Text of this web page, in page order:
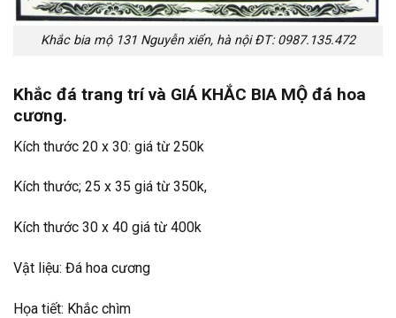
Khắc bia mộ 131 Nguyễn xiển, hà nội ĐT: 0987.135.472
Khắc đá trang trí và GIÁ KHẮC BIA MỘ đá hoa
cương.
Kích thước 20 x 30: giá từ 250k
Kích thước; 25 x 35 giá từ 350k,
Kích thước 30 x 40 giá từ 400k
Vật liệu: Đá hoa cương
Họa tiết: Khắc chìm